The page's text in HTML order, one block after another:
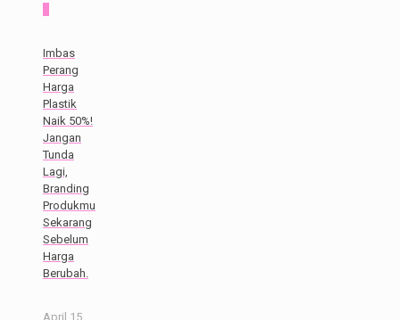
Imbas
Perang
Harga
Plastik
Naik 50%!
Jangan
Tunda
Lagi,
Branding
Produkmu
Sekarang
Sebelum
Harga
Berubah.
April 15,